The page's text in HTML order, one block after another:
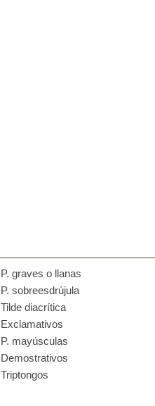
P. graves o llanas
P. sobreesdrújula
Tilde diacrítica
Exclamativos
P. mayúsculas
Demostrativos
Triptongos